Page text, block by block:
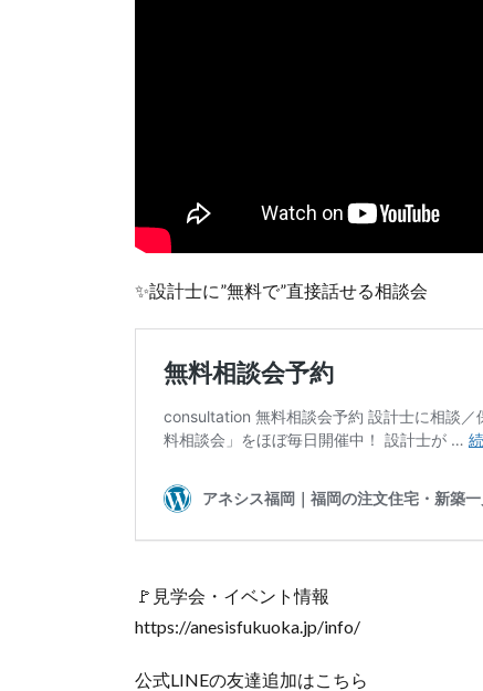
✨設計士に”無料で”直接話せる相談会
🚩見学会・イベント情報
https://anesisfukuoka.jp/info/
公式LINEの友達追加はこちら